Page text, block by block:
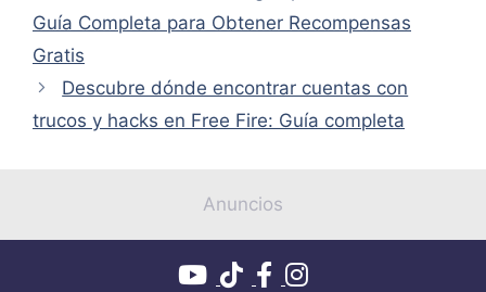
Guía Completa para Obtener Recompensas
Gratis
Descubre dónde encontrar cuentas con
trucos y hacks en Free Fire: Guía completa
Anuncios